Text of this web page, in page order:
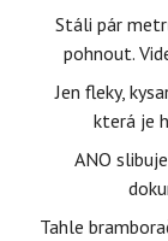
Stáli pár
pohnout.
Jen fleky,
která je
ANO
Tahle